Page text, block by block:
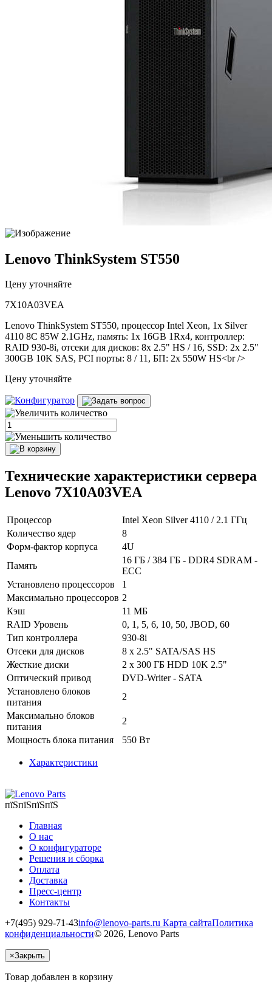
Lenovo ThinkSystem ST550
Цену уточняйте
7X10A03VEA
Lenovo ThinkSystem ST550, процессор Intel Xeon, 1x Silver
4110 8C 85W 2.1GHz, память: 1x 16GB 1Rx4, контроллер:
RAID 930-8i, отсеки для дисков: 8x 2.5" HS / 16, SSD: 2x 2.5"
300GB 10K SAS, PCI порты: 8 / 11, БП: 2x 550W HS<br />
Цену уточняйте
Технические характеристики сервера
Lenovo 7X10A03VEA
Процессор
Intel Xeon Silver 4110 / 2.1 ГГц
Количество ядер
8
Форм-фактор корпуса
4U
Память
16 ГБ / 384 ГБ - DDR4 SDRAM -
ECC
Установлено процессоров
1
Максимально процессоров 2
Кэш
11 МБ
RAID Уровень
0, 1, 5, 6, 10, 50, JBOD, 60
Тип контроллера
930-8i
Отсеки для дисков
8 x 2.5" SATA/SAS HS
Жесткие диски
2 x 300 ГБ HDD 10K 2.5"
Оптический привод
DVD-Writer - SATA
Установлено блоков
питания
2
Максимально блоков
питания
2
Мощность блока питания
550 Вт
Характеристики
пїЅпїЅпїЅпїЅ
Главная
О нас
О конфигураторе
Решения и сборка
Оплата
Доставка
Пресс-центр
Контакты
+7(495) 929-71-43info@lenovo-parts.ru Карта сайтаПолитика
конфиденциальности© 2026, Lenovo Parts
×Закрыть
Товар добавлен в корзину